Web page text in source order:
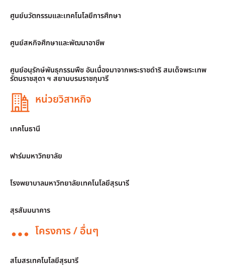
ศูนย์นวัตกรรมและเทคโนโลยีการศึกษา
ศูนย์สหกิจศึกษาและพัฒนาอาชีพ
ศูนย์อนุรักษ์พันธุกรรมพืช อันเนื่องมาจากพระราชดำริ สมเด็จพระเทพ
รัตนราชสุดา ฯ สยามบรมราชกุมารี
หน่วยวิสาหกิจ
เทคโนธานี
ฟาร์มมหาวิทยาลัย
โรงพยาบาลมหาวิทยาลัยเทคโนโลยีสุรนารี
สุรสัมมนาคาร
โครงการ / อื่นๆ
สโมสรเทคโนโลยีสุรนารี